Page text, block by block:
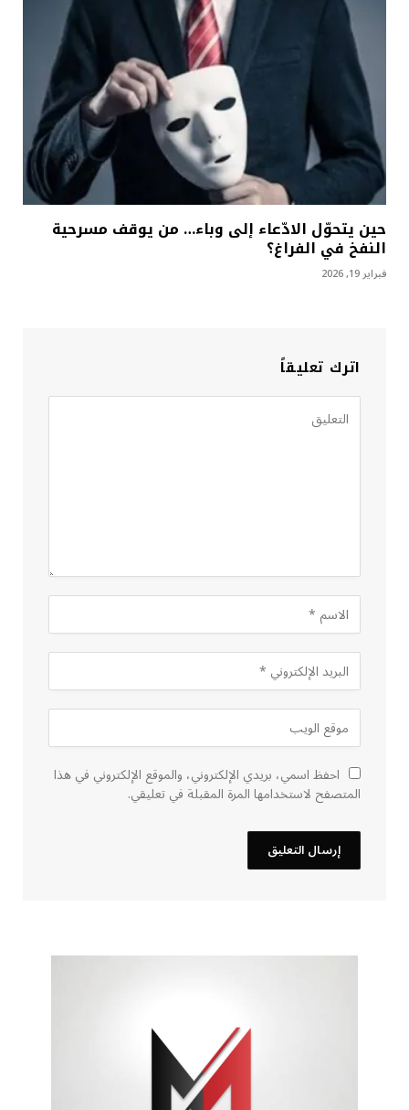
حين يتحوّل الادّعاء إلى وباء… من يوقف مسرحية
النفخ في الفراغ؟
فبراير 19, 2026
اترك تعليقاً
احفظ اسمي، بريدي الإلكتروني، والموقع الإلكتروني في هذا
المتصفح لاستخدامها المرة المقبلة في تعليقي.